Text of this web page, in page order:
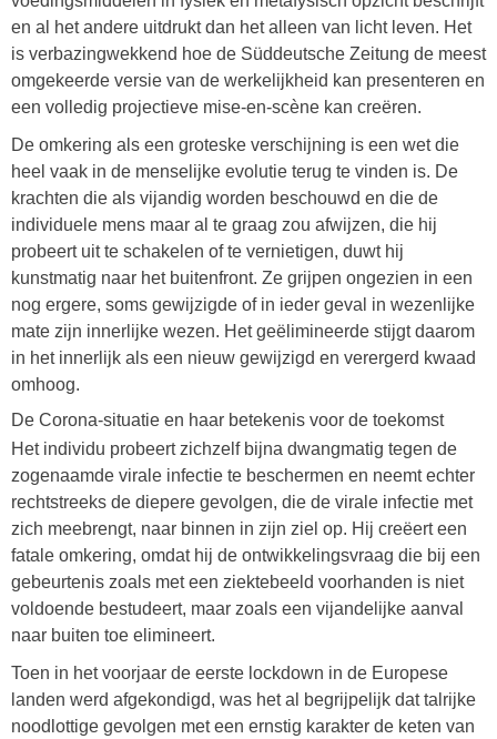
en al het andere uitdrukt dan het alleen van licht leven. Het
is verbazingwekkend hoe de Süddeutsche Zeitung de meest
omgekeerde versie van de werkelijkheid kan presenteren en
een volledig projectieve mise-en-scène kan creëren.
De omkering als een groteske verschijning is een wet die
heel vaak in de menselijke evolutie terug te vinden is. De
krachten die als vijandig worden beschouwd en die de
individuele mens maar al te graag zou afwijzen, die hij
probeert uit te schakelen of te vernietigen, duwt hij
kunstmatig naar het buitenfront. Ze grijpen ongezien in een
nog ergere, soms gewijzigde of in ieder geval in wezenlijke
mate zijn innerlijke wezen. Het geëlimineerde stijgt daarom
in het innerlijk als een nieuw gewijzigd en verergerd kwaad
omhoog.
De Corona-situatie en haar betekenis voor de toekomst
Het individu probeert zichzelf bijna dwangmatig tegen de
zogenaamde virale infectie te beschermen en neemt echter
rechtstreeks de diepere gevolgen, die de virale infectie met
zich meebrengt, naar binnen in zijn ziel op. Hij creëert een
fatale omkering, omdat hij de ontwikkelingsvraag die bij een
gebeurtenis zoals met een ziektebeeld voorhanden is niet
voldoende bestudeert, maar zoals een vijandelijke aanval
naar buiten toe elimineert.
Toen in het voorjaar de eerste lockdown in de Europese
landen werd afgekondigd, was het al begrijpelijk dat talrijke
noodlottige gevolgen met een ernstig karakter de keten van